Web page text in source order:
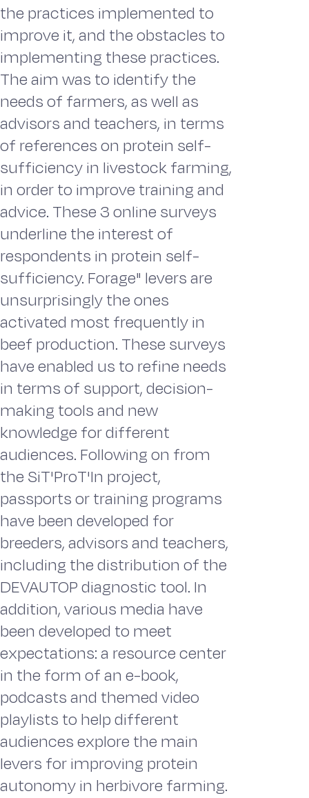
the practices implemented to
improve it, and the obstacles to
implementing these practices.
The aim was to identify the
needs of farmers, as well as
advisors and teachers, in terms
of references on protein self-
sufficiency in livestock farming,
in order to improve training and
advice. These 3 online surveys
underline the interest of
respondents in protein self-
sufficiency. Forage" levers are
unsurprisingly the ones
activated most frequently in
beef production. These surveys
have enabled us to refine needs
in terms of support, decision-
making tools and new
knowledge for different
audiences. Following on from
the SiT'ProT'In project,
passports or training programs
have been developed for
breeders, advisors and teachers,
including the distribution of the
DEVAUTOP diagnostic tool. In
addition, various media have
been developed to meet
expectations: a resource center
in the form of an e-book,
podcasts and themed video
playlists to help different
audiences explore the main
levers for improving protein
autonomy in herbivore farming.